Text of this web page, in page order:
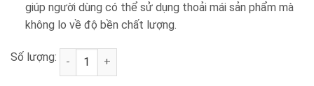
giúp người dùng có thể sử dụng thoải mái sản phẩm mà
không lo về độ bền chất lượng.
Số lượng: Mũi khoét BIM 44mm Makita D-17077 số lượng